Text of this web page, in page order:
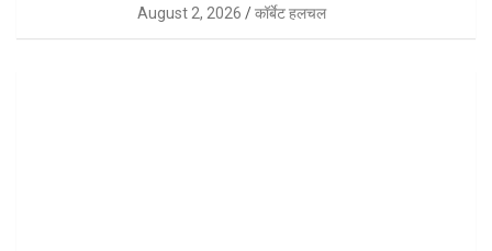
August 2, 2026 कॉर्बेट हलचल